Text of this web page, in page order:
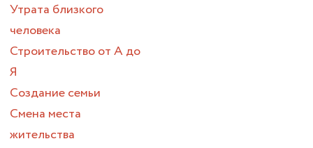
Утрата близкого
человека
Строительство от А до
Я
Создание семьи
Смена места
жительства